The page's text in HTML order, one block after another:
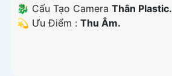
🐉️ Cấu Tạo Camera Thân Plastic.
️💫 Ưu Điểm : Thu Âm.